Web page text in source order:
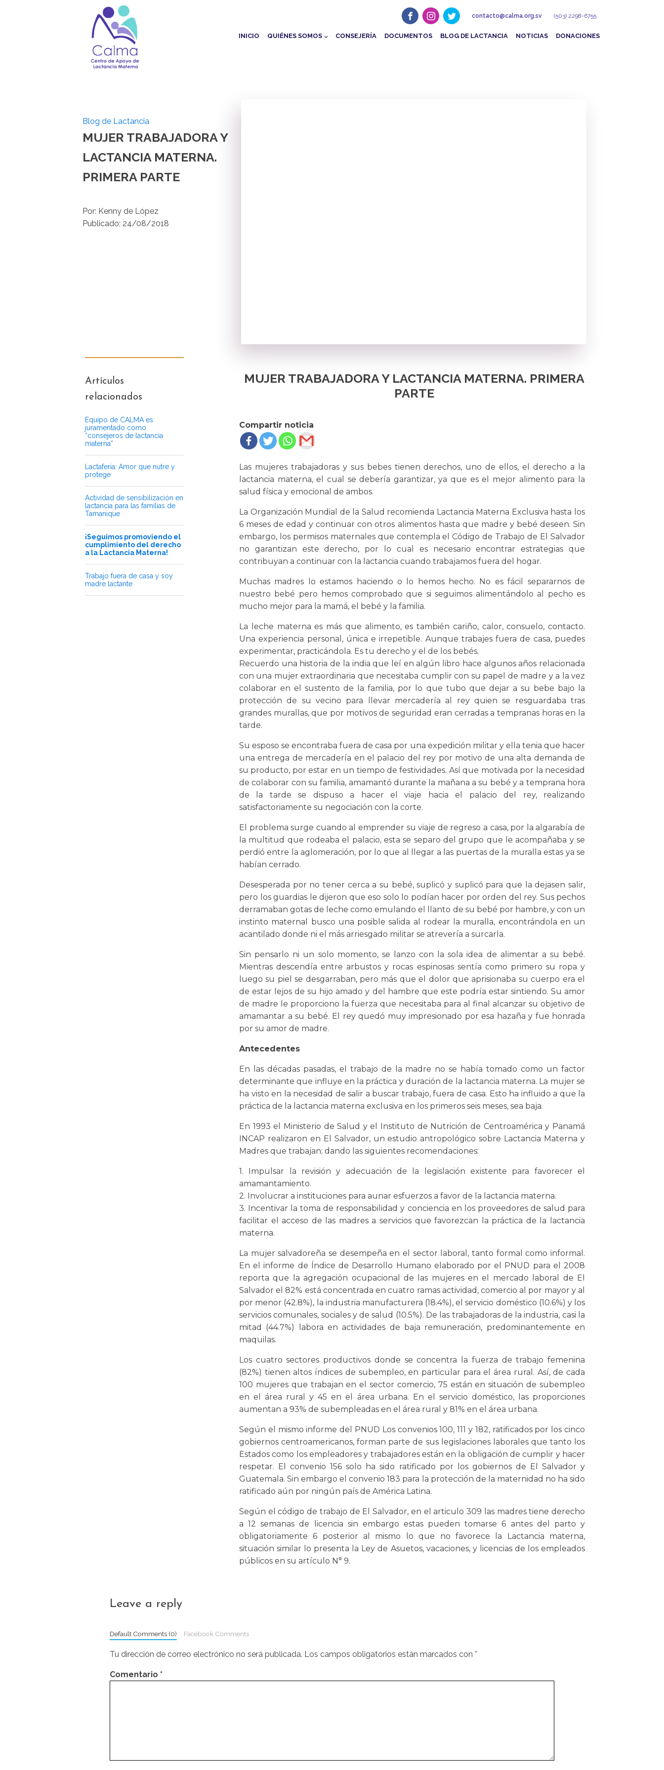
contacto@calma.org.sv (503) 2298-6755
INICIO QUIÉNES SOMOS CONSEJERÍA DOCUMENTOS BLOG DE LACTANCIA NOTICIAS DONACIONES
Blog de Lactancia
MUJER TRABAJADORA Y
LACTANCIA MATERNA.
PRIMERA PARTE
Por: Kenny de López
Publicado; 24/08/2018
Artículos
relacionados
Equipo de CALMA es
juramentado como
“consejeros de lactancia
materna”
Lactaferia: Amor que nutre y
protege
Actividad de sensibilización en
lactancia para las familias de
Tamanique
¡Seguimos promoviendo el
cumplimiento del derecho
a la Lactancia Materna!
Trabajo fuera de casa y soy
madre lactante
MUJER TRABAJADORA Y LACTANCIA MATERNA. PRIMERA
PARTE
Compartir noticia
Las mujeres trabajadoras y sus bebes tienen derechos, uno de ellos, el derecho a la
lactancia materna, el cual se debería garantizar, ya que es el mejor alimento para la
salud física y emocional de ambos.
La Organización Mundial de la Salud recomienda Lactancia Materna Exclusiva hasta los
6 meses de edad y continuar con otros alimentos hasta que madre y bebé deseen. Sin
embargo, los permisos maternales que contempla el Código de Trabajo de El Salvador
no garantizan este derecho, por lo cual es necesario encontrar estrategias que
contribuyan a continuar con la lactancia cuando trabajamos fuera del hogar.
Muchas madres lo estamos haciendo o lo hemos hecho. No es fácil separarnos de
nuestro bebé pero hemos comprobado que si seguimos alimentándolo al pecho es
mucho mejor para la mamá, el bebé y la familia.
La leche materna es más que alimento, es también cariño, calor, consuelo, contacto.
Una experiencia personal, única e irrepetible. Aunque trabajes fuera de casa, puedes
experimentar, practicándola. Es tu derecho y el de los bebés.
Recuerdo una historia de la india que leí en algún libro hace algunos años relacionada
con una mujer extraordinaria que necesitaba cumplir con su papel de madre y a la vez
colaborar en el sustento de la familia, por lo que tubo que dejar a su bebe bajo la
protección de su vecino para llevar mercadería al rey quien se resguardaba tras
grandes murallas, que por motivos de seguridad eran cerradas a tempranas horas en la
tarde.
Su esposo se encontraba fuera de casa por una expedición militar y ella tenia que hacer
una entrega de mercadería en el palacio del rey por motivo de una alta demanda de
su producto, por estar en un tiempo de festividades. Así que motivada por la necesidad
de colaborar con su familia, amamantó durante la mañana a su bebé y a temprana hora
de la tarde se dispuso a hacer el viaje hacia el palacio del rey, realizando
satisfactoriamente su negociación con la corte.
El problema surge cuando al emprender su viaje de regreso a casa, por la algarabía de
la multitud que rodeaba el palacio, esta se separo del grupo que le acompañaba y se
perdió entre la aglomeración, por lo que al llegar a las puertas de la muralla estas ya se
habían cerrado.
Desesperada por no tener cerca a su bebé, suplicó y suplicó para que la dejasen salir,
pero los guardias le dijeron que eso solo lo podían hacer por orden del rey. Sus pechos
derramaban gotas de leche como emulando el llanto de su bebé por hambre, y con un
instinto maternal busco una posible salida al rodear la muralla, encontrándola en un
acantilado donde ni el más arriesgado militar se atrevería a surcarla.
Sin pensarlo ni un solo momento, se lanzo con la sola idea de alimentar a su bebé.
Mientras descendía entre arbustos y rocas espinosas sentía como primero su ropa y
luego su piel se desgarraban, pero más que el dolor que aprisionaba su cuerpo era el
de estar lejos de su hijo amado y del hambre que este podría estar sintiendo. Su amor
de madre le proporciono la fuerza que necesitaba para al final alcanzar su objetivo de
amamantar a su bebé. El rey quedó muy impresionado por esa hazaña y fue honrada
por su amor de madre.
Antecedentes
En las décadas pasadas, el trabajo de la madre no se había tomado como un factor
determinante que influye en la práctica y duración de la lactancia materna. La mujer se
ha visto en la necesidad de salir a buscar trabajo, fuera de casa. Esto ha influido a que la
práctica de la lactancia materna exclusiva en los primeros seis meses, sea baja.
En 1993 el Ministerio de Salud y el Instituto de Nutrición de Centroamérica y Panamá
INCAP realizaron en El Salvador, un estudio antropológico sobre Lactancia Materna y
Madres que trabajan; dando las siguientes recomendaciones:
1. Impulsar la revisión y adecuación de la legislación existente para favorecer el
amamantamiento.
2. Involucrar a instituciones para aunar esfuerzos a favor de la lactancia materna.
3. Incentivar la toma de responsabilidad y conciencia en los proveedores de salud para
facilitar el acceso de las madres a servicios que favorezcan la práctica de la lactancia
materna.
La mujer salvadoreña se desempeña en el sector laboral, tanto formal como informal.
En el informe de Índice de Desarrollo Humano elaborado por el PNUD para el 2008
reporta que la agregación ocupacional de las mujeres en el mercado laboral de El
Salvador el 82% está concentrada en cuatro ramas actividad, comercio al por mayor y al
por menor (42.8%), la industria manufacturera (18.4%), el servicio doméstico (10.6%) y los
servicios comunales, sociales y de salud (10.5%). De las trabajadoras de la industria, casi la
mitad (44.7%) labora en actividades de baja remuneración, predominantemente en
maquilas.
Los cuatro sectores productivos donde se concentra la fuerza de trabajo femenina
(82%) tienen altos índices de subempleo, en particular para el área rural. Así, de cada
100 mujeres que trabajan en el sector comercio, 75 están en situación de subempleo
en el área rural y 45 en el área urbana. En el servicio doméstico, las proporciones
aumentan a 93% de subempleadas en el área rural y 81% en el área urbana.
Según el mismo informe del PNUD Los convenios 100, 111 y 182, ratificados por los cinco
gobiernos centroamericanos, forman parte de sus legislaciones laborales que tanto los
Estados como los empleadores y trabajadores están en la obligación de cumplir y hacer
respetar. El convenio 156 solo ha sido ratificado por los gobiernos de El Salvador y
Guatemala. Sin embargo el convenio 183 para la protección de la maternidad no ha sido
ratificado aún por ningún país de América Latina.
Según el código de trabajo de El Salvador, en el articulo 309 las madres tiene derecho
a 12 semanas de licencia sin embargo estas pueden tomarse 6 antes del parto y
obligatoriamente 6 posterior al mismo lo que no favorece la Lactancia materna,
situación similar lo presenta la Ley de Asuetos, vacaciones, y licencias de los empleados
públicos en su artículo N° 9.
Leave a reply
Default Comments (0) Facebook Comments
Tu dirección de correo electrónico no será publicada. Los campos obligatorios están marcados con *
Comentario *